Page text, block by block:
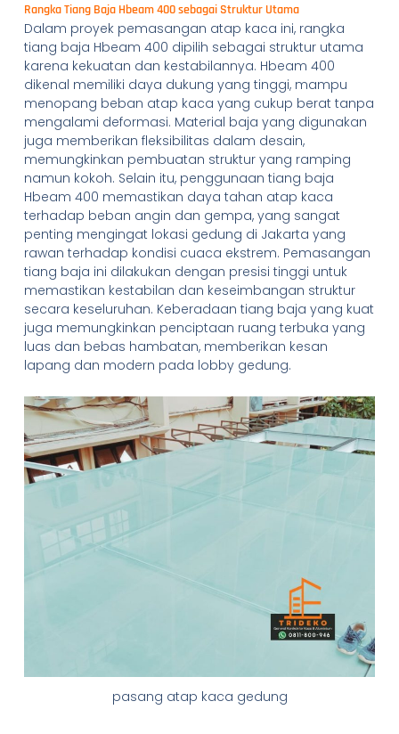
Rangka Tiang Baja Hbeam 400 sebagai Struktur Utama
Dalam proyek pemasangan atap kaca ini, rangka
tiang baja Hbeam 400 dipilih sebagai struktur utama
karena kekuatan dan kestabilannya. Hbeam 400
dikenal memiliki daya dukung yang tinggi, mampu
menopang beban atap kaca yang cukup berat tanpa
mengalami deformasi. Material baja yang digunakan
juga memberikan fleksibilitas dalam desain,
memungkinkan pembuatan struktur yang ramping
namun kokoh. Selain itu, penggunaan tiang baja
Hbeam 400 memastikan daya tahan atap kaca
terhadap beban angin dan gempa, yang sangat
penting mengingat lokasi gedung di Jakarta yang
rawan terhadap kondisi cuaca ekstrem. Pemasangan
tiang baja ini dilakukan dengan presisi tinggi untuk
memastikan kestabilan dan keseimbangan struktur
secara keseluruhan. Keberadaan tiang baja yang kuat
juga memungkinkan penciptaan ruang terbuka yang
luas dan bebas hambatan, memberikan kesan
lapang dan modern pada lobby gedung.
pasang atap kaca gedung